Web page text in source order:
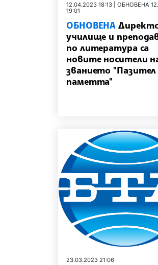
12.04.2023 18:13 | ОБНОВЕНА
19:01
ОБНОВЕНА
училище и
по литература са
новите носители
званието "Пазител
паметта"
23.03.2023 21:06